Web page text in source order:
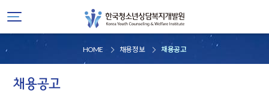
HOME 채용정보 채용공고
채용공고